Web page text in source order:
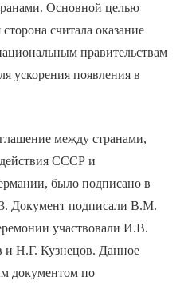
Основной целью
считала оказание
правительствам
ускорения появления в
между странами,
СССР и
было подписано в
Документ подписали В.М.
участвовали И.В.
Н.Г. Кузнецов. Данное
документом по